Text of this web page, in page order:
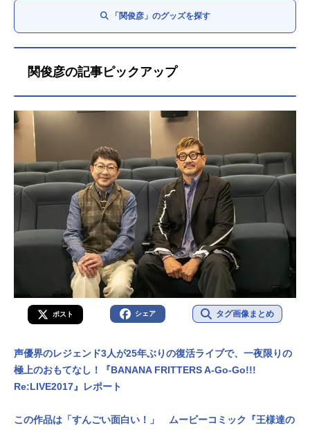
「関俊彦」のグッズを探す
関俊彦の記事ピックアップ
ポスト シェア タグ画像まとめ
声優界のレジェンド3人が25年ぶりの復活ライブで、一夜限りの
極上のおもてなし！『BANANA FRITTERS A-Go-Go!!!
Re:LIVE2017』レポート
この作品は「すんごい面白い！」 ムービーコミック『王様達の